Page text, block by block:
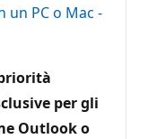
un PC o Mac -
per gli
Outlook o